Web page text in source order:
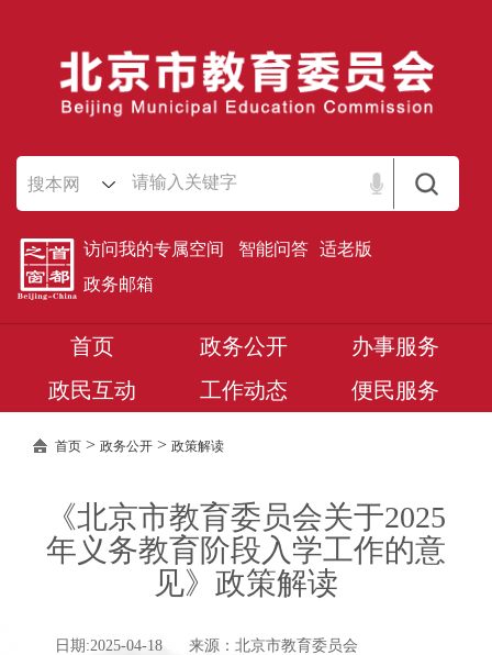
搜本网
访问我的专属空间 智能问答 适老版
政务邮箱
首页 政务公开
办事服务
政民互动
工作动态 便民服务
首页 > 政务公开 > 政策解读
《北京市教育委员会关于2025
年义务教育阶段入学工作的意
见》政策解读
日期:2025-04-18 来源：北京市教育委员会